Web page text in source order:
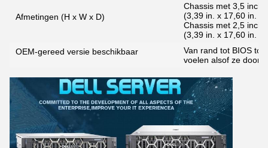
Afmetingen (H x W x D)
Chassis met 3,5 inch
(3,39 in. x 17,60 in. x
Chassis met 2,5 inch
(3,39 in. x 17,60 in. x
OEM-gereed versie beschikbaar
Van rand tot BIOS tot
voelen alsof ze door